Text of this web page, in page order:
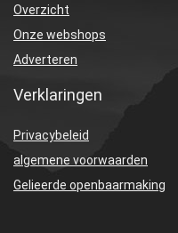
Overzicht
Onze webshops
Adverteren
Verklaringen
Privacybeleid
algemene voorwaarden
Gelieerde openbaarmaking